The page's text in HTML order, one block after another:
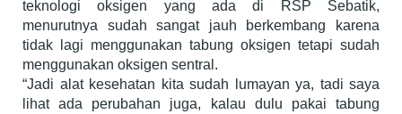
teknologi oksigen yang ada di RSP Sebatik,
menurutnya sudah sangat jauh berkembang karena
tidak lagi menggunakan tabung oksigen tetapi sudah
menggunakan oksigen sentral.
“Jadi alat kesehatan kita sudah lumayan ya, tadi saya
lihat ada perubahan juga, kalau dulu pakai tabung